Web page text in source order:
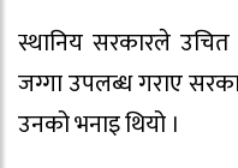
स्थानिय सरकारले
जग्गा उपलब्ध गराए
उनको भनाइ थियो ।